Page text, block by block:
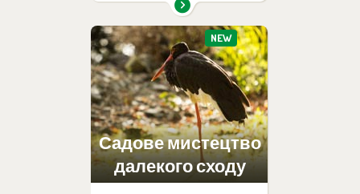
NEW
Садове мистецтво
далекого сходу